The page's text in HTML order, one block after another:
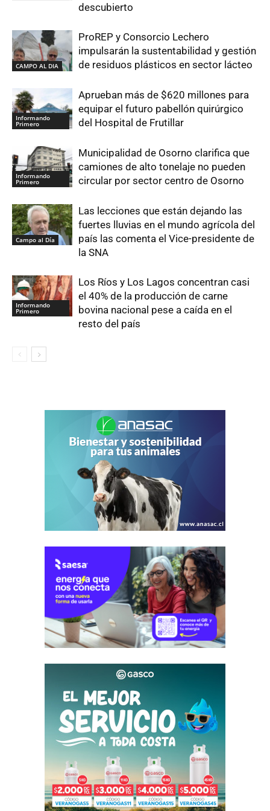
descubierto
CAMPO AL DIA
ProREP y Consorcio Lechero
impulsarán la sustentabilidad y gestión
de residuos plásticos en sector lácteo
Informando
Primero
Aprueban más de $620 millones para
equipar el futuro pabellón quirúrgico
del Hospital de Frutillar
Informando
Primero
Municipalidad de Osorno clarifica que
camiones de alto tonelaje no pueden
circular por sector centro de Osorno
Campo al Día
Las lecciones que están dejando las
fuertes lluvias en el mundo agrícola del
país las comenta el Vice-presidente de
la SNA
Informando
Primero
Los Ríos y Los Lagos concentran casi
el 40% de la producción de carne
bovina nacional pese a caída en el
resto del país